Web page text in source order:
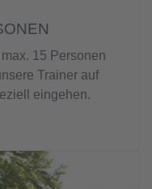
15 Personen
Trainer auf
eingehen.